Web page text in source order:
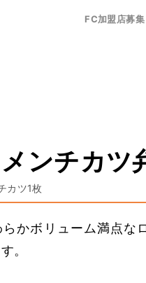
FC加盟店募集
ンチカツ
カツ1枚
かボリューム満点な
。